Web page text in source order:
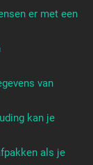
er met een
van
kan je
als je